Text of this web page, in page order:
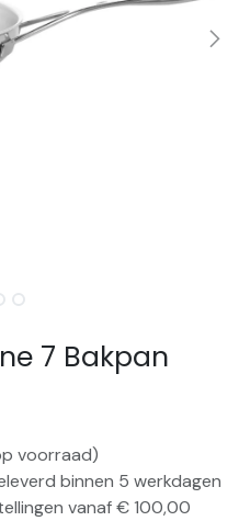
7 Bakpan
voorraad)
binnen 5 werkdagen
vanaf € 100,00